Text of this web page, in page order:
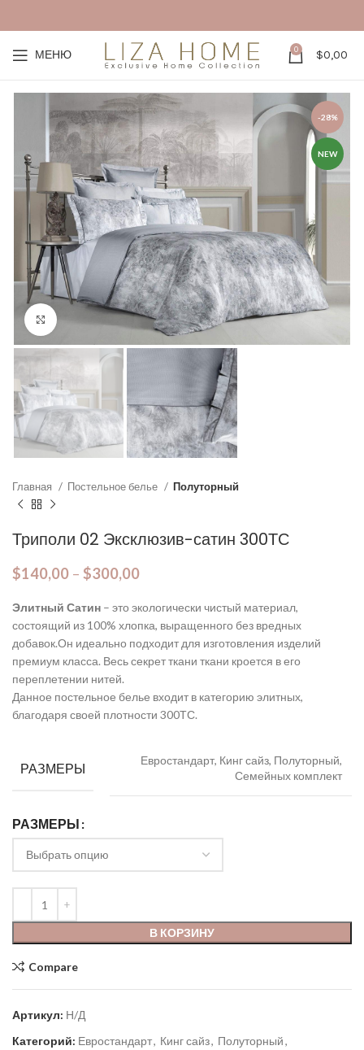
МЕНЮ 0 $0,00
-28%
NEW
Click to enlarge
Главная Постельное белье Полуторный
Триполи 02 Эксклюзив-сатин 300ТС
$140,00 – $300,00
Элитный Сатин – это экологически чистый материал,
состоящий из 100% хлопка, выращенного без вредных
добавок.Он идеально подходит для изготовления изделий
премиум класса. Весь секрет ткани ткани кроется в его
переплетении нитей.
Данное постельное белье входит в категорию элитных,
благодаря своей плотности 300ТС.
РАЗМЕРЫ
Евростандарт, Кинг сайз, Полуторный,
Семейных комплект
РАЗМЕРЫ
В КОРЗИНУ
Compare
Артикул: Н/Д
Категорий: Евростандарт, Кинг сайз, Полуторный,